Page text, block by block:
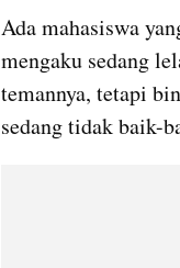
Ada mahasiswa
mengaku sedang
temannya, tetapi
sedang tidak baik-